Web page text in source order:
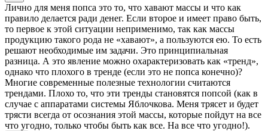
Лично для меня попса это то, что хавают массы и что как
правило делается ради денег. Если второе и имеет право быть,
то первое к этой ситуации неприменимо, так как массы
продукцию такого рода не «хавают», а пользуются ею. То есть
решают необходимые им задачи. Это принципиальная
разница. А это явление можно охарактеризовать как «тренд»,
однако что плохого в тренде (если это не попса конечно)?
Многие современные полезные технологии считаются
трендами. Плохо то, что эти тренды становятся попсой (как в
случае с аппаратами системы Яблочкова. Меня трясет и будет
трясти всегда от осознания этой массы, которые пойдут на все
что угодно, только чтобы быть как все. На все что угодно!).